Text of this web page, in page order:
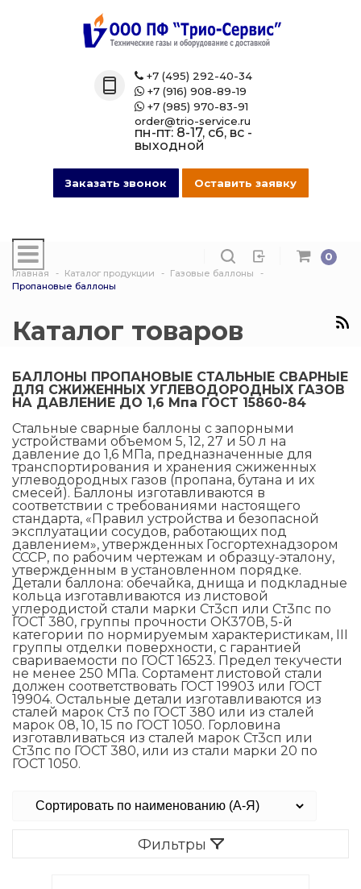
Назад
Технические газы
Азот
Ацетилен
Газовые баллоны
Гелиевые
Защита
Пропановые
Venta
016 Сварочная проволока
007 Зажимы
014 Редуктора
015 Резаки
009 ЗИП и крепеж
018 Электроды
012 Маски и очки
020 Сварочные посты
015 Рукава
011 Круги
Товары маркетплейсов
0
+7 (495) 292-40-34
+7 (916) 908-89-19
+7 (985) 970-83-91
order@trio-service.ru
пн-пт: 8-17, сб, вс -
выходной
Заказать звонок Оставить заявку
Главная Каталог продукции
Газовые баллоны
Пропановые баллоны
Каталог товаров
БАЛЛОНЫ ПРОПАНОВЫЕ СТАЛЬНЫЕ СВАРНЫЕ
ДЛЯ СЖИЖЕННЫХ УГЛЕВОДОРОДНЫХ ГАЗОВ
НА ДАВЛЕНИЕ ДО 1,6 Мпа ГОСТ 15860-84
Стальные сварные баллоны с запорными
устройствами объемом 5, 12, 27 и 50 л на
давление до 1,6 МПа, предназначенные для
транспортирования и хранения сжиженных
углеводородных газов (пропана, бутана и их
смесей). Баллоны изготавливаются в
соответствии с требованиями настоящего
стандарта, «Правил устройства и безопасной
эксплуатации сосудов, работающих под
давлением», утвержденных Госгортехнадзором
СССР, по рабочим чертежам и образцу-эталону,
утвержденным в установленном порядке.
Детали баллона: обечайка, днища и подкладные
кольца изготавливаются из листовой
углеродистой стали марки Ст3сп или Ст3пс по
ГОСТ 380, группы прочности ОК370В, 5-й
категории по нормируемым характеристикам, III
группы отделки поверхности, с гарантией
свариваемости по ГОСТ 16523. Предел текучести
не менее 250 МПа. Сортамент листовой стали
должен соответствовать ГОСТ 19903 или ГОСТ
19904. Остальные детали изготавливаются из
сталей марок Ст3 по ГОСТ 380 или из сталей
марок 08, 10, 15 по ГОСТ 1050. Горловина
изготавливаться из сталей марок Ст3сп или
Ст3пс по ГОСТ 380, или из стали марки 20 по
ГОСТ 1050.
Фильтры